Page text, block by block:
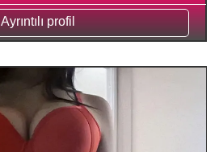
Ayrıntılı profil